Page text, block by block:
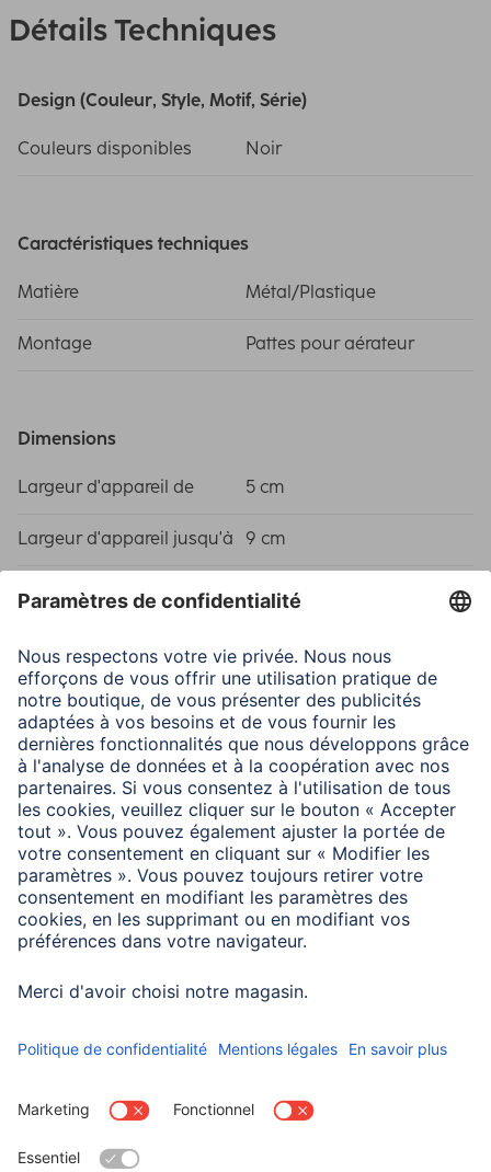
Détails Techniques
Design (Couleur, Style, Motif, Série)
Couleurs disponibles Noir
Caractéristiques techniques
Matière Métal/Plastique
Montage Pattes pour aérateur
Dimensions
Largeur d'appareil de 5 cm
Largeur d'appareil jusqu'à 9 cm
Compatibilité Smartphone
Information des consommateurs
En cas de coque de protection ou d’étui épais, l’épaisseur
maximale peut être dépassée et le smartphone peut ainsi
ne pas s’insérer dans le support.